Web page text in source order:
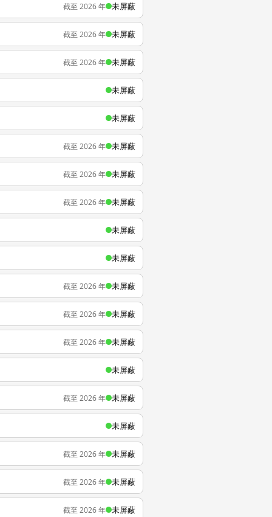
截至 2026 年 未屏蔽
截至 2026 年 未屏蔽
截至 2026 年 未屏蔽
未屏蔽
未屏蔽
截至 2026 年 未屏蔽
截至 2026 年 未屏蔽
截至 2026 年 未屏蔽
未屏蔽
未屏蔽
截至 2026 年 未屏蔽
截至 2026 年 未屏蔽
截至 2026 年 未屏蔽
未屏蔽
截至 2026 年 未屏蔽
未屏蔽
截至 2026 年 未屏蔽
截至 2026 年 未屏蔽
截至 2026 年 未屏蔽